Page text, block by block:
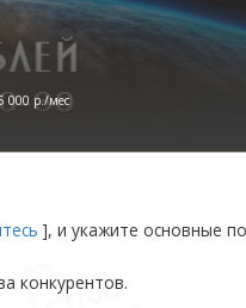
000 р./мес
], и укажите основные
конкурентов.